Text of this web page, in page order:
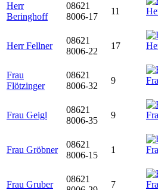
Herr
Beringhoff
08621
8006-17
11
Herr Fellner
08621
8006-22
17
Frau
Flötzinger
08621
8006-32
9
Frau Geigl
08621
8006-35
9
Frau Gröbner
08621
8006-15
1
Frau Gruber
08621
7